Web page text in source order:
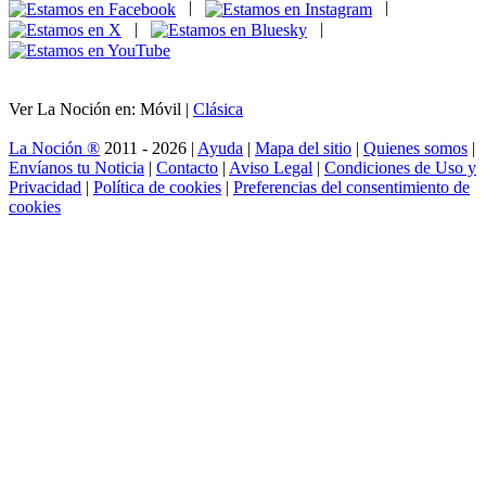
|
|
Ver La Noción en: Móvil | Clásica
La Noción ® 2011 - 2026 | Ayuda | Mapa del sitio | Quienes somos |
Envíanos tu Noticia | Contacto | Aviso Legal | Condiciones de Uso y
Privacidad | Política de cookies | Preferencias del consentimiento de
cookies